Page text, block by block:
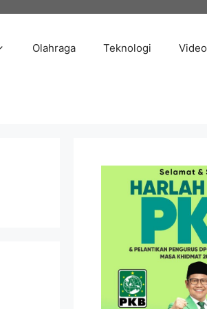
Olahraga Teknologi Video